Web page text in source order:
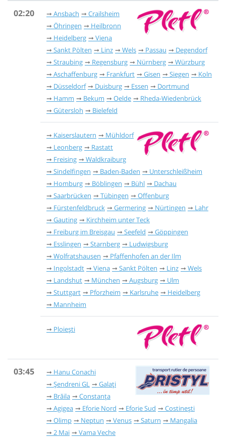
02:20 Ansbach
Crailsheim
Öhringen
Heilbronn
Heidelberg
Viena
Sankt Pölten
Linz Wels Passau
Degendorf
Straubing
Regensburg Nürnberg
Würzburg
Aschaffenburg
Frankfurt Gisen Siegen
Koln
Düsseldorf
Duisburg Essen
Dortmund
Hamm
Bekum Oelde
Rheda-Wiedenbrück
Gütersloh
Bielefeld
Kaiserslautern
Mühldorf
Leonberg
Rastatt
Freising
Waldkraiburg
Sindelfingen
Baden-Baden
Unterschleißheim
Homburg
Böblingen Bühl
Dachau
Saarbrücken
Tübingen
Offenburg
Fürstenfeldbruck
Germering Nürtingen
Lahr
Gauting
Kirchheim unter Teck
Freiburg im Breisgau
Seefeld
Göppingen
Esslingen
Starnberg
Ludwigsburg
Wolfratshausen
Pfaffenhofen an der Ilm
Ingolstadt
Viena Sankt Pölten Linz
Wels
Landshut
München Augsburg
Ulm
Stuttgart
Pforzheim Karlsruhe
Heidelberg
Mannheim
Ploiești
03:45
Hanu Conachi
Șendreni GL
Galați
Brăila
Constanța
Agigea
Eforie Nord Eforie Sud
Costinești
Olimp
Neptun Venus Saturn
Mangalia
2 Mai
Vama Veche